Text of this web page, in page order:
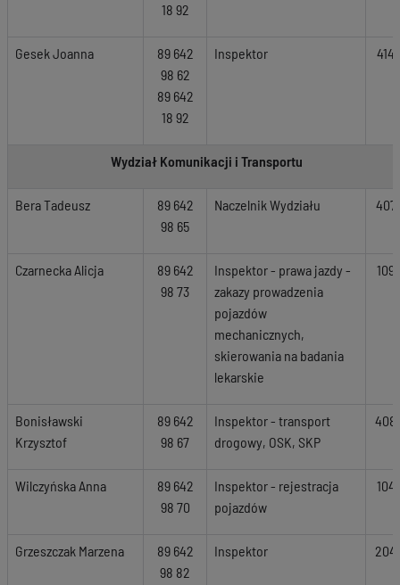
18 92
Gesek Joanna
89 642
98 62
89 642
18 92
Inspektor 414
Wydział Komunikacji i Transportu
Bera Tadeusz
89 642
98 65
Naczelnik Wydziału 407
Czarnecka Alicja
89 642
98 73
Inspektor - prawa jazdy -
zakazy prowadzenia
pojazdów
mechanicznych,
skierowania na badania
lekarskie
109
Bonisławski
Krzysztof
89 642
98 67
Inspektor- transport
drogowy, OSK, SKP
408
Wilczyńska Anna
89 642
98 70
Inspektor - rejestracja
pojazdów
104
Grzeszczak Marzena
89 642
98 82
Inspektor 204